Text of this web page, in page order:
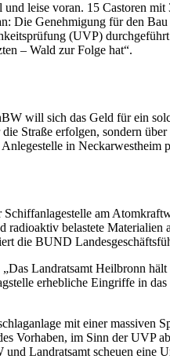
leise voran. 15 Castoren mit
Die Genehmigung für den
(UVP)
– Wald zur Folge hat“.
will sich das Geld für ein
Straße erfolgen, sondern
in Neckarwestheim
am
belastete Materialien
die BUND
Landratsamt Heilbronn
erhebliche Eingriffe in
mit einer massiven
Vorhaben, im Sinn der UVP
Landratsamt scheuen eine